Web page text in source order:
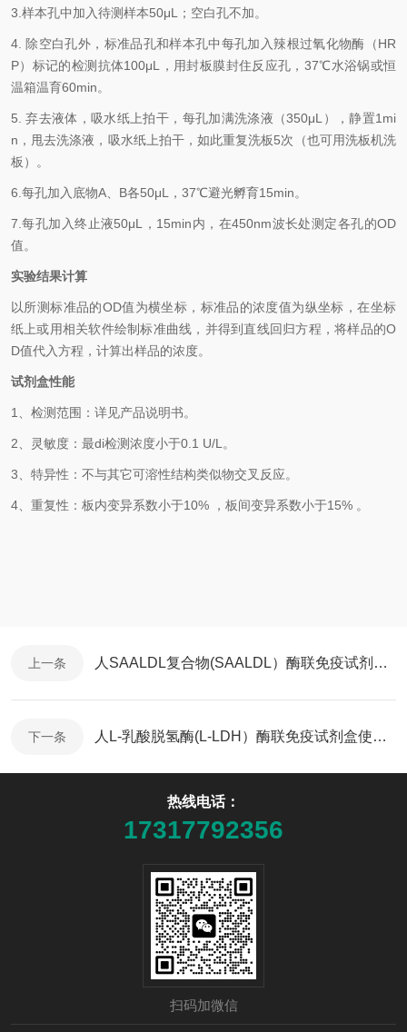
3. 样本孔中加 入待测样本50μL ；空白孔不加。
4. 除空白孔外，标准品孔和样本孔中每孔加入辣根过氧化物酶（HR
P）标记的检测抗体100μL ，用封板膜封住反应孔， 37℃水浴锅或恒
温箱温育60min。
5. 弃去液体，吸水纸上拍干，每孔加满洗涤液 （350μL ） ，静置1mi
n ，甩去洗涤液，吸水纸上拍干，如此重复洗板5次（也可用洗板机洗
板）。
6. 每孔加入底物A B各50μL ， 37℃避光孵育15min。
7. 每孔加入终止液50μL ， 15min内，在450nm波长处测定各孔的OD
值。
实验结果计算
以所测标准品的OD值为横坐标， 标准品的浓度值为纵坐标，在坐标
纸上或用相关软件绘制标准曲线 ，并得到直线回归方程 ，将样品的O
D值代入方程，计算出样品的浓度。
试剂盒性能
1、检测范围： 详见产品说明书。
2、 灵敏度：最di检测浓度小于0.1 U/L 。
3、 特异性：不与其它可溶性结构类似物交叉反应。
4、 重复性：板内变异系数小于10% ， 板间变异系数小于1 5% 。
上一条 人SAALDL复合物(SAALDL）酶联免疫试剂盒使用说明书
下一条 人L-乳酸脱氢酶(L-LDH）酶联免疫试剂盒使用说明书
热线电话：
17317792356
扫码加微信